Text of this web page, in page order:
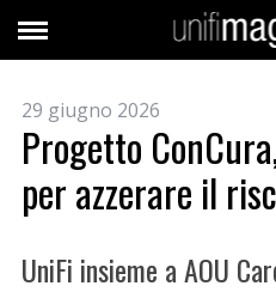
29 giugno 2026
Progetto
per azzerare il
UniFi insieme a AOU